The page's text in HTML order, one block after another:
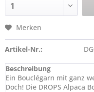
Merken
Artikel-Nr.:
Beschreibung
Ein Bouclégarn mit ganz
Doch! Die DROPS Alpaca